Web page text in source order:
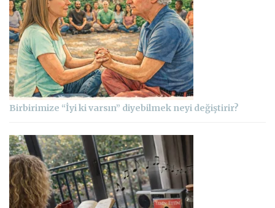
Birbirimize “İyi ki varsın” diyebilmek neyi değiştirir?